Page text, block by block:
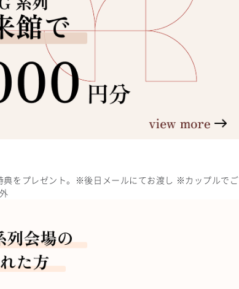
典をプレゼント。※後日メールにてお渡し ※カップルでご